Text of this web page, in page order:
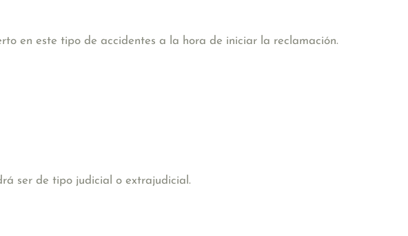
en este tipo de accidentes a la hora de iniciar la reclamación.
ser de tipo judicial o extrajudicial.